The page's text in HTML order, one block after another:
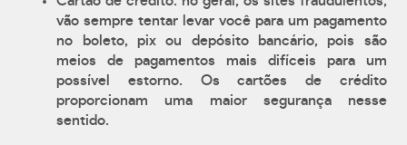
vão sempre tentar levar você para um pagamento
no boleto, pix ou depósito bancário, pois são
meios de pagamentos mais difíceis para um
possível estorno. Os cartões de crédito
proporcionam uma maior segurança nesse
sentido.